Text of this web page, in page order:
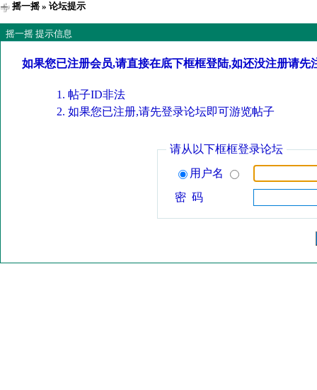
摇一摇» 论坛提示
摇一摇 提示信息
如果您已注册会员,请直接在底下框框登陆,如还没注册请先
帖子ID非法
如果您已注册,请先登录论坛即可游览帖子
请从以下框框登录论坛
用户名
密 码